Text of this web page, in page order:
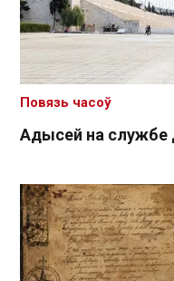
Адысей на службе
Повязь часоў